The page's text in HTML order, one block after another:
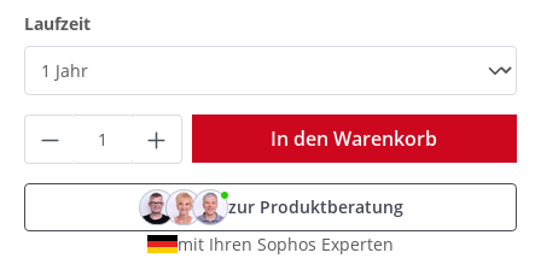
Laufzeitauswählen
Produkt Anzahl: Gib den gewünschten
In den Warenkorb
zur Produktberatung
mit Ihren Sophos Experten